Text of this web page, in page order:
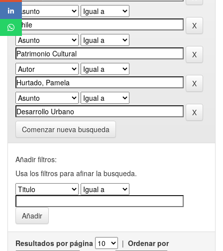
Comenzar nueva busqueda
Añadir filtros:
Usa los filtros para afinar la busqueda.
Resultados por página | Ordenar por